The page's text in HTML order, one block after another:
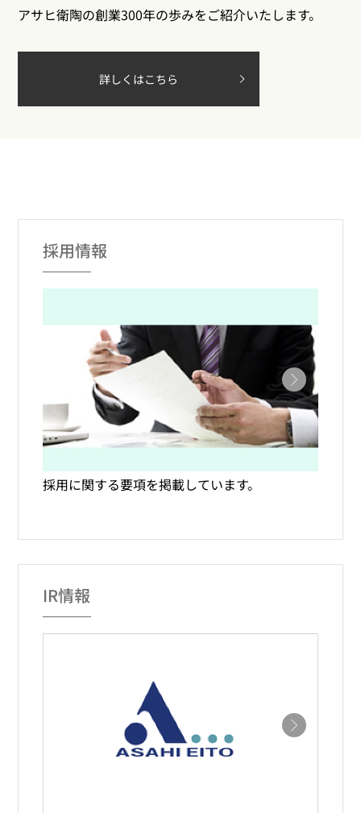
アサヒ衛陶の創業300年の歩みをご紹介いたします。
詳しくはこちら
採用情報
採用に関する要項を掲載しています。
IR情報